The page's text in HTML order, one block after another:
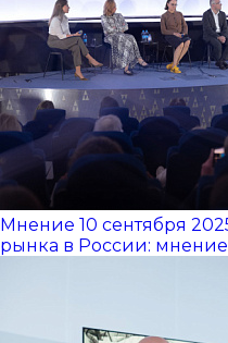
Мнение 10 сентября
рынка в России: мнение